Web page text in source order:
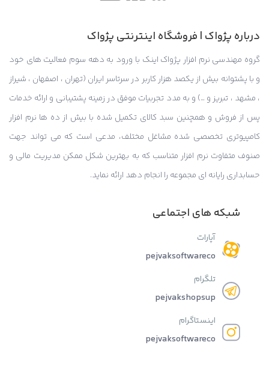
درباره پژواک | فروشگاه اینترنتی پژواک
گروه مهندسی نرم افزار پژواک اینک با ورود به دهه سوم فعالیت های خود
و با پشتوانه بیش از یکصد هزار کاربر در سرتاسر ایران (تهران ، اصفهان ، شیراز
، مشهد ، تبریز و …) و به مدد تجربیات موفق در زمینه پشتیبانی و ارائه خدمات
پس از فروش و همچنین سبد کالای تکمیل شده با بیش از ده ها نرم افزار
کامپیوتری تخصصی شده مشاغل مختلف، مدعی است که می تواند جهت
صنوف متفاوت نرم افزار متناسب که به بهترین شکل ممکن مدیریت مالی و
حسابداری رایانه ای مجموعه را انجام دهد ارائه نماید.
شبکه های اجتماعی
آپارات
pejvaksoftwareco
تلگرام
pejvakshopsup
اینستاگرام
pejvaksoftwareco